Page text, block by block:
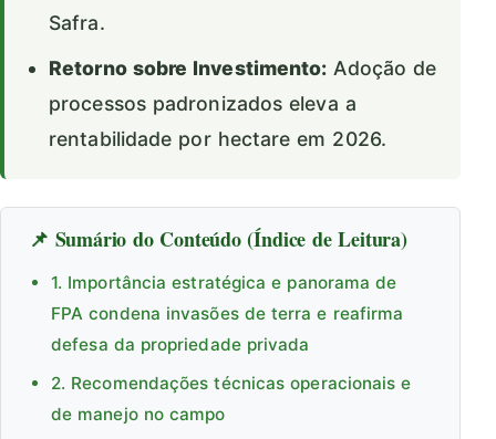
Safra.
Retorno sobre Investimento: Adoção de
processos padronizados eleva a
rentabilidade por hectare em 2026.
📌 Sumário do Conteúdo (Índice de Leitura)
1. Importância estratégica e panorama de
FPA condena invasões de terra e reafirma
defesa da propriedade privada
2. Recomendações técnicas operacionais e
de manejo no campo